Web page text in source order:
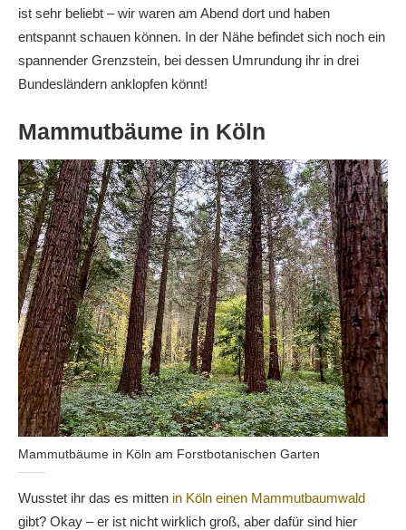
ist sehr beliebt – wir waren am Abend dort und haben
entspannt schauen können. In der Nähe befindet sich noch ein
spannender Grenzstein, bei dessen Umrundung ihr in drei
Bundesländern anklopfen könnt!
Mammutbäume in Köln
Mammutbäume in Köln am Forstbotanischen Garten
Wusstet ihr das es mitten in Köln einen Mammutbaumwald
gibt? Okay – er ist nicht wirklich groß, aber dafür sind hier